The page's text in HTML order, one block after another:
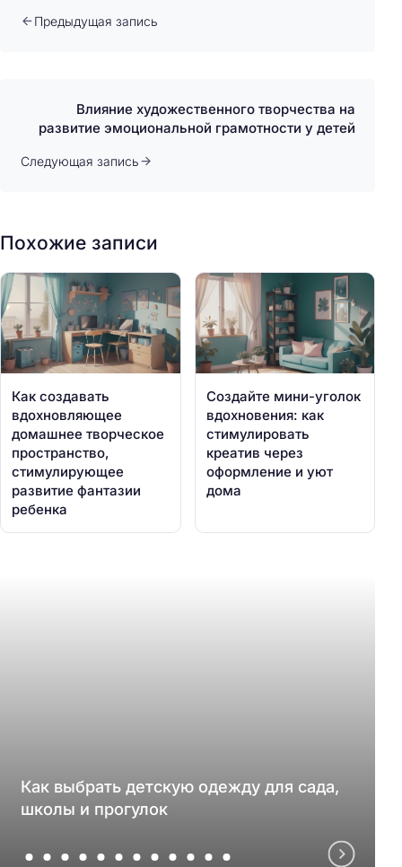
Предыдущая запись
Влияние художественного творчества на
развитие эмоциональной грамотности у детей
Следующая запись
Похожие записи
Как создавать
вдохновляющее
домашнее творческое
пространство,
стимулирующее
развитие фантазии
ребенка
Создайте мини-уголок
вдохновения: как
стимулировать
креатив через
оформление и уют
дома
Как выбрать детскую одежду для сада,
школы и прогулок